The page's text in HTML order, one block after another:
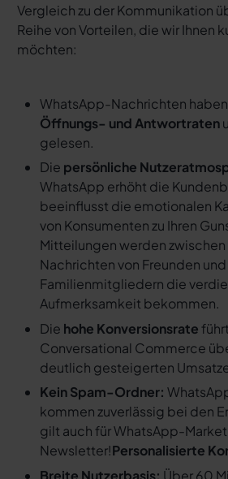
Vergleich zu der Kommunikation
Reihe von Vorteilen, die wir Ihnen
möchten:
WhatsApp-Nachrichten
Öffnungs- und Antwortraten
gelesen.
Die persönliche
WhatsApp erhöht die
beeinflusst die emotionalen
von Konsumenten zu Ihren
Mitteilungen werden
Nachrichten von Freunden und
Familienmitgliedern die
Aufmerksamkeit bekommen.
Die hohe Konversionsrate
Conversational Commerce
deutlich gesteigerten
Kein Spam-Ordner:
kommen zuverlässig bei den
gilt auch für WhatsApp-
Newsletter!Personalisierte
Breite Nutzerbasis: Über 60